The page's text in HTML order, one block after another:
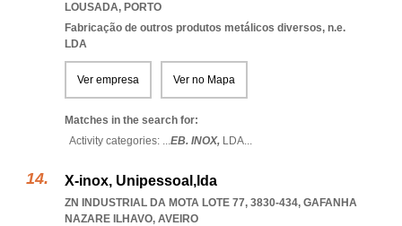
LOUSADA, PORTO
Fabricação de outros produtos metálicos diversos, n.e.
LDA
Ver empresa Ver no Mapa
Matches in the search for:
Activity categories: ...EB. INOX, LDA...
X-inox, Unipessoal,lda
ZN INDUSTRIAL DA MOTA LOTE 77, 3830-434, GAFANHA
NAZARE ILHAVO, AVEIRO